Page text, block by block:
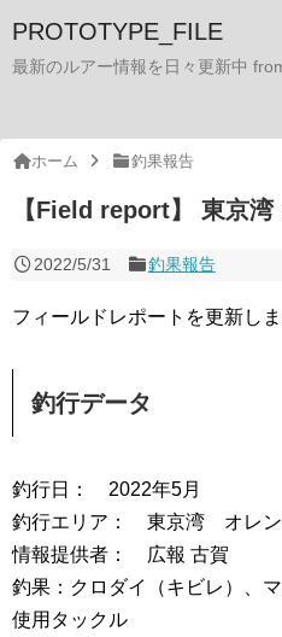
PROTOTYPE_FILE
最新のルアー情報を日々更新中
ホーム 釣果報告
【Field report】 東京
2022/5/31 釣果報告
フィールドレポートを更新し
釣行データ
釣行日： 2022年5月
釣行エリア： 東京湾 オレ
情報提供者： 広報 古賀
釣果：クロダイ（キビレ）、
使用タックル